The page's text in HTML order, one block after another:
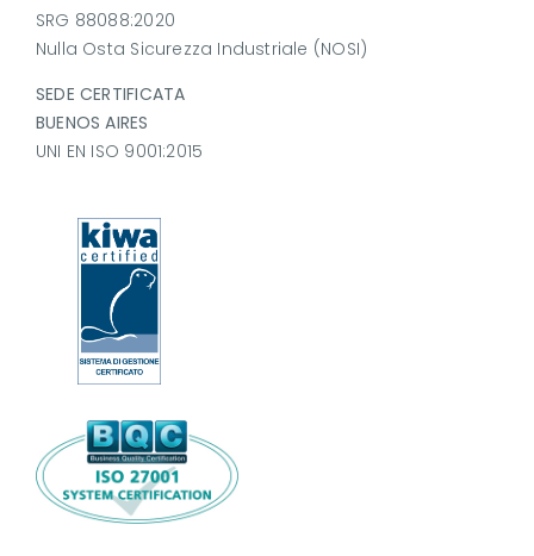
SRG 88088:2020
Nulla Osta Sicurezza Industriale (NOSI)
SEDE CERTIFICATA
BUENOS AIRES
UNI EN ISO 9001:2015